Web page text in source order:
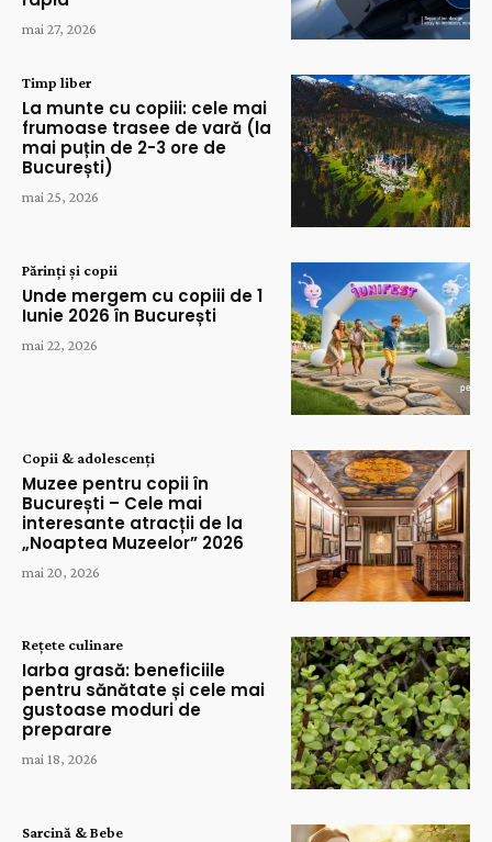
mai 27, 2026
Timp liber
La munte cu copiii: cele mai
frumoase trasee de vară (la
mai puțin de 2-3 ore de
București)
mai 25, 2026
Părinți și copii
Unde mergem cu copiii de 1
Iunie 2026 în București
mai 22, 2026
Copii & adolescenți
Muzee pentru copii în
București – Cele mai
interesante atracții de la
„Noaptea Muzeelor” 2026
mai 20, 2026
Rețete culinare
Iarba grasă: beneficiile
pentru sănătate și cele mai
gustoase moduri de
preparare
mai 18, 2026
Sarcină & Bebe